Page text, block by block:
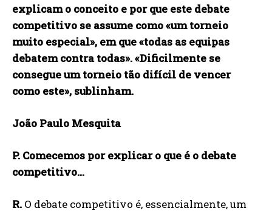
explicam o conceito e por que este debate
competitivo se assume como «um torneio
muito especial», em que «todas as equipas
debatem contra todas». «Dificilmente se
consegue um torneio tão difícil de vencer
como este», sublinham.
João Paulo Mesquita
P. Comecemos por explicar o que é o debate
competitivo…
R. O debate competitivo é, essencialmente, um